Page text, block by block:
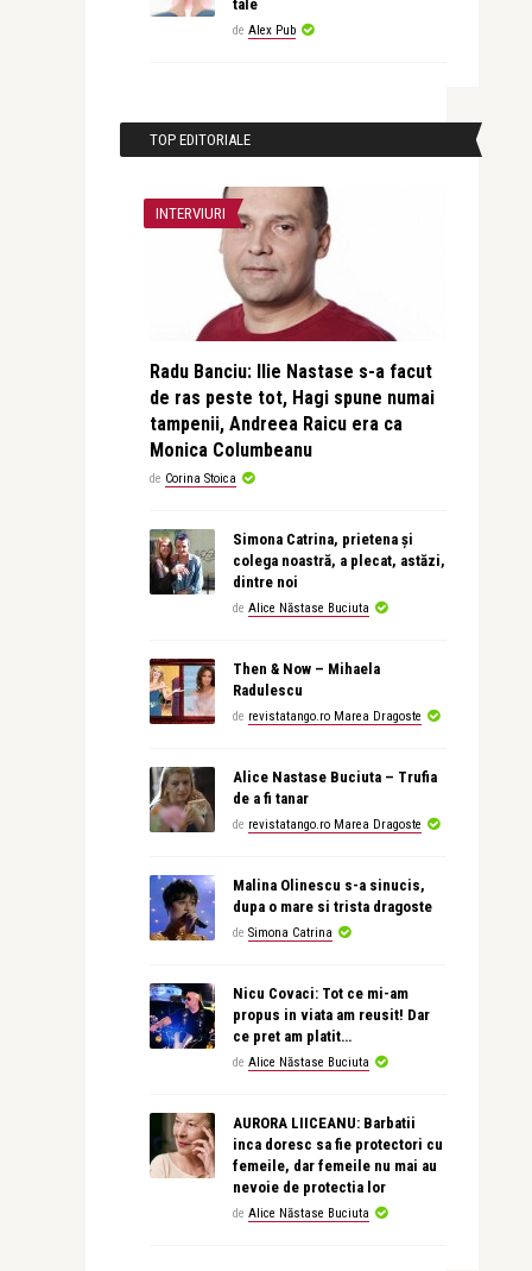
tale
de Alex Pub
TOP EDITORIALE
INTERVIURI
Radu Banciu: Ilie Nastase s-a facut
de ras peste tot, Hagi spune numai
tampenii, Andreea Raicu era ca
Monica Columbeanu
de Corina Stoica
Simona Catrina, prietena și
colega noastră, a plecat, astăzi,
dintre noi
de Alice Năstase Buciuta
Then & Now – Mihaela
Radulescu
de revistatango.ro Marea Dragoste
Alice Nastase Buciuta – Trufia
de a fi tanar
de revistatango.ro Marea Dragoste
Malina Olinescu s-a sinucis,
dupa o mare si trista dragoste
de Simona Catrina
Nicu Covaci: Tot ce mi-am
propus in viata am reusit! Dar
ce pret am platit…
de Alice Năstase Buciuta
AURORA LIICEANU: Barbatii
inca doresc sa fie protectori cu
femeile, dar femeile nu mai au
nevoie de protectia lor
de Alice Năstase Buciuta